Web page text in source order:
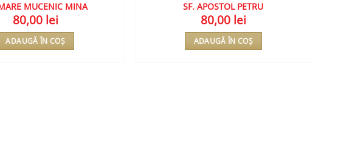
MUCENIC MINA
80,00 lei
ADAUGĂ ÎN COȘ
SF. APOSTOL PETRU
80,00 lei
ADAUGĂ ÎN COȘ